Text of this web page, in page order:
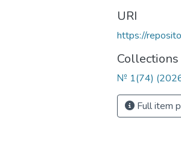
URI
https://
Collections
№ 1(74)
Full item